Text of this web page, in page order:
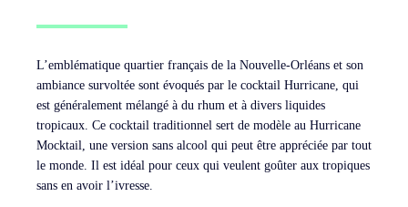
L’emblématique quartier français de la Nouvelle-Orléans et son
ambiance survoltée sont évoqués par le cocktail Hurricane, qui
est généralement mélangé à du rhum et à divers liquides
tropicaux. Ce cocktail traditionnel sert de modèle au Hurricane
Mocktail, une version sans alcool qui peut être appréciée par tout
le monde. Il est idéal pour ceux qui veulent goûter aux tropiques
sans en avoir l’ivresse.